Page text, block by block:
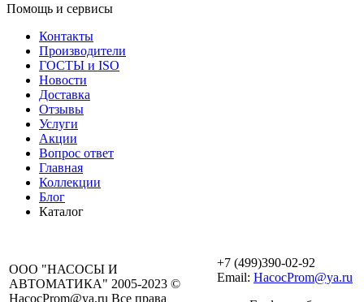
Помощь и сервисы
Контакты
Производители
ГОСТЫ и ISO
Новости
Доставка
Отзывы
Услуги
Акции
Вопрос ответ
Главная
Коллекции
Блог
Каталог
ООО "НАСОСЫ И
АВТОМАТИКА" 2005-2023 ©
HacocProm@ya.ru Все права
+7 (499)390-02-92
Email: HacocProm@ya.ru